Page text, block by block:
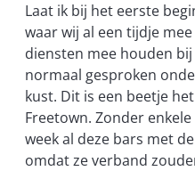
Laat ik bij het eerste
waar wij al een tijdje
diensten mee houden
normaal gesproken
kust. Dit is een beetje
Freetown. Zonder
week al deze bars met
omdat ze verband